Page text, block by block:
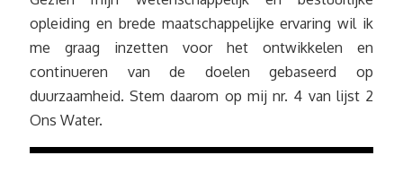
opleiding en brede maatschappelijke ervaring wil ik
me graag inzetten voor het ontwikkelen en
continueren van de doelen gebaseerd op
duurzaamheid. Stem daarom op mij nr. 4 van lijst 2
Ons Water.